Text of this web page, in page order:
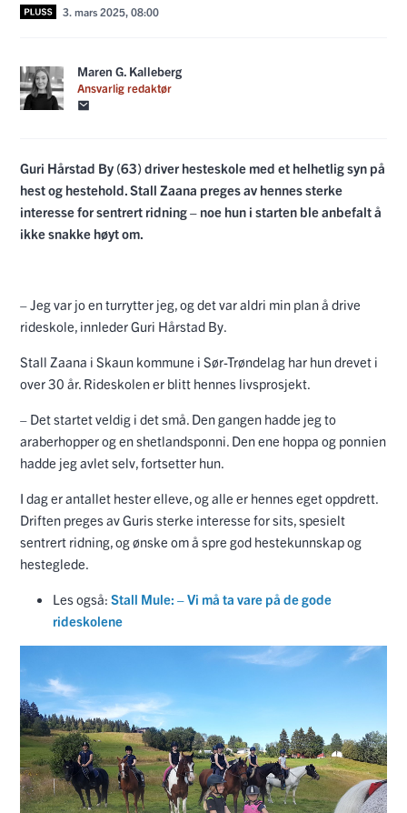
3. mars 2025, 08:00
Maren G. Kalleberg
Ansvarlig redaktør
Guri Hårstad By (63) driver hesteskole med et helhetlig syn på
hest og hestehold. Stall Zaana preges av hennes sterke
interesse for sentrert ridning – noe hun i starten ble anbefalt å
ikke snakke høyt om.
– Jeg var jo en turrytter jeg, og det var aldri min plan å drive
rideskole, innleder Guri Hårstad By.
Stall Zaana i Skaun kommune i Sør-Trøndelag har hun drevet i
over 30 år. Rideskolen er blitt hennes livsprosjekt.
– Det startet veldig i det små. Den gangen hadde jeg to
araberhopper og en shetlandsponni. Den ene hoppa og ponnien
hadde jeg avlet selv, fortsetter hun.
I dag er antallet hester elleve, og alle er hennes eget oppdrett.
Driften preges av Guris sterke interesse for sits, spesielt
sentrert ridning, og ønske om å spre god hestekunnskap og
hesteglede.
Les også: Stall Mule: – Vi må ta vare på de gode
rideskolene